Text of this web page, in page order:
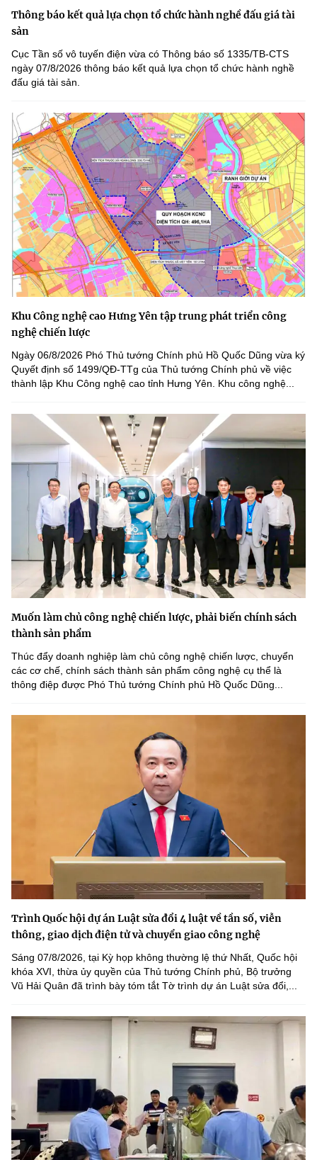
Thông báo kết quả lựa chọn tổ chức hành nghề đấu giá tài
sản
Cục Tần số vô tuyến điện vừa có Thông báo số 1335/TB-CTS
ngày 07/8/2026 thông báo kết quả lựa chọn tổ chức hành nghề
đấu giá tài sản.
Khu Công nghệ cao Hưng Yên tập trung phát triển công
nghệ chiến lược
Ngày 06/8/2026 Phó Thủ tướng Chính phủ Hồ Quốc Dũng vừa ký
Quyết định số 1499/QĐ-TTg của Thủ tướng Chính phủ về việc
thành lập Khu Công nghệ cao tỉnh Hưng Yên. Khu công nghệ...
Muốn làm chủ công nghệ chiến lược, phải biến chính sách
thành sản phẩm
Thúc đẩy doanh nghiệp làm chủ công nghệ chiến lược, chuyển
các cơ chế, chính sách thành sản phẩm công nghệ cụ thể là
thông điệp được Phó Thủ tướng Chính phủ Hồ Quốc Dũng...
Trình Quốc hội dự án Luật sửa đổi 4 luật về tần số, viễn
thông, giao dịch điện tử và chuyển giao công nghệ
Sáng 07/8/2026, tại Kỳ họp không thường lệ thứ Nhất, Quốc hội
khóa XVI, thừa ủy quyền của Thủ tướng Chính phủ, Bộ trưởng
Vũ Hải Quân đã trình bày tóm tắt Tờ trình dự án Luật sửa đổi,...